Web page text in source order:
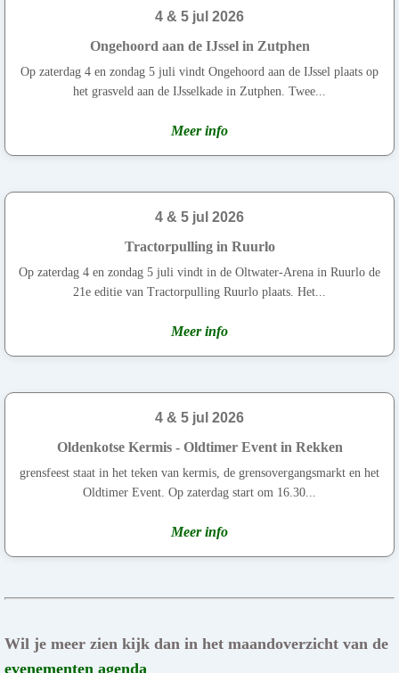
4 & 5 jul 2026
Ongehoord aan de IJssel in Zutphen
Op zaterdag 4 en zondag 5 juli vindt Ongehoord aan de IJssel plaats op
het grasveld aan de IJsselkade in Zutphen. Twee...
Meer info
4 & 5 jul 2026
Tractorpulling in Ruurlo
Op zaterdag 4 en zondag 5 juli vindt in de Oltwater-Arena in Ruurlo de
21e editie van Tractorpulling Ruurlo plaats. Het...
Meer info
4 & 5 jul 2026
Oldenkotse Kermis - Oldtimer Event in Rekken
grensfeest staat in het teken van kermis, de grensovergangsmarkt en het
Oldtimer Event. Op zaterdag start om 16.30...
Meer info
Wil je meer zien kijk dan in het maandoverzicht van de
evenementen agenda